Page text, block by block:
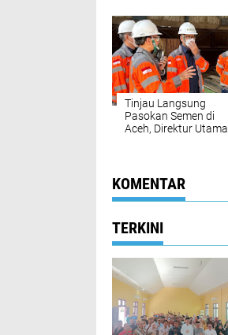
Sejumlah Titik
‎Tinjau Langsung
Pasokan Semen di
Aceh, ‎Direktur Utama
KOMENTAR
TERKINI